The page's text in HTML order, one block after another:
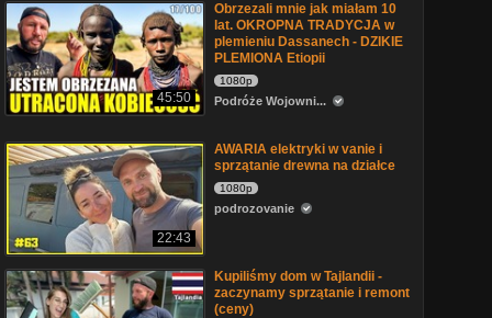
45:50
Obrzezali mnie jak miałam 10
lat. OKROPNA TRADYCJA w
plemieniu Dassanech - DZIKIE
PLEMIONA Etiopii
1080p
Podróże Wojowni...
22:43
AWARIA elektryki w vanie i
sprzątanie drewna na działce
1080p
podrozovanie
Kupiliśmy dom w Tajlandii -
zaczynamy sprzątanie i remont
(ceny)